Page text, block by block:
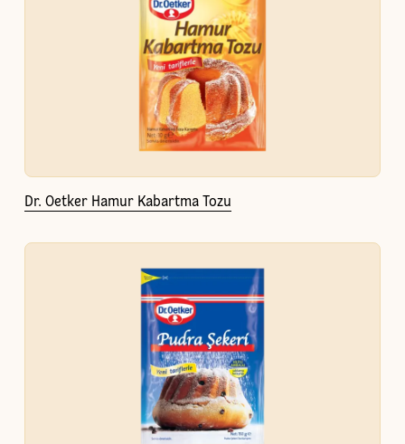
Dr. Oetker Hamur Kabartma Tozu